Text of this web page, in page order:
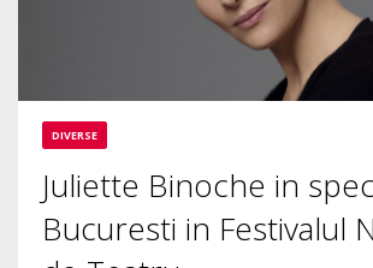
DIVERSE
Juliette Binoche in
Bucuresti in Festivalul